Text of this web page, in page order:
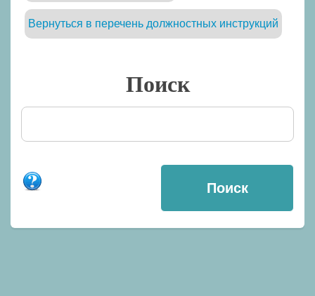
Вернуться в перечень должностных инструкций
Поиск